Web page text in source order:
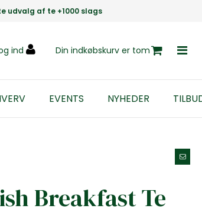
udvalg af te +1000 slags
ind Din indkøbskurv er tom
EVENTS NYHEDER
Breakfast Te